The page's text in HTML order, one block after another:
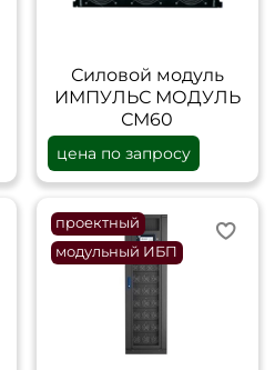
Силовой модуль
ИМПУЛЬС МОДУЛЬ
СМ60
цена по запросу
проектный
модульный ИБП